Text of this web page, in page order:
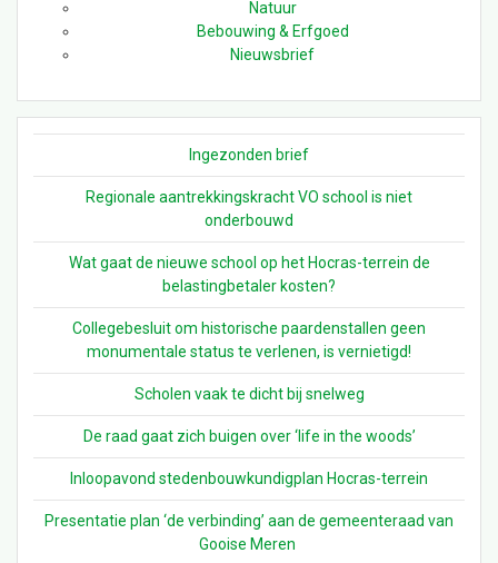
Natuur
Bebouwing & Erfgoed
Nieuwsbrief
Ingezonden brief
Regionale aantrekkingskracht VO school is niet
onderbouwd
Wat gaat de nieuwe school op het Hocras-terrein de
belastingbetaler kosten?
Collegebesluit om historische paardenstallen geen
monumentale status te verlenen, is vernietigd!
Scholen vaak te dicht bij snelweg
De raad gaat zich buigen over ‘life in the woods’
Inloopavond stedenbouwkundigplan Hocras-terrein
Presentatie plan ‘de verbinding’ aan de gemeenteraad van
Gooise Meren